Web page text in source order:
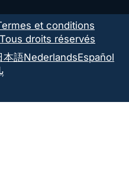
et conditions
Tous droits réservés
本語NederlandsEspañol